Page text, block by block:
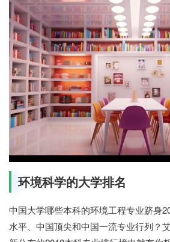
环境科学的大学排名
中国大学哪些本科的环境工程专业跻身
水平、中国顶尖和中国一流专业行列？